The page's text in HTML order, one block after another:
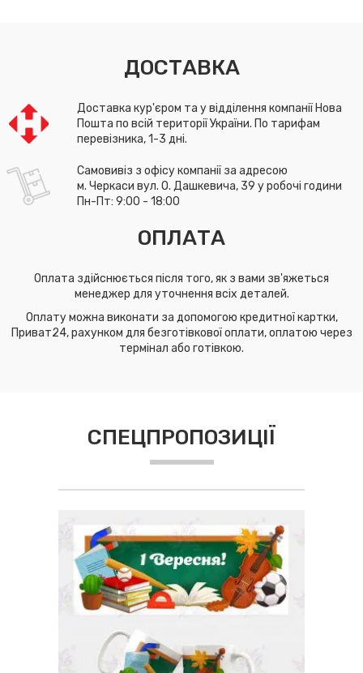
ДОСТАВКА
Доставка кур'єром та у відділення компанії Нова
Пошта по всій території України. По тарифам
перевізника, 1-3 дні.
Самовивіз з офісу компанії за адресою
м. Черкаси вул. О. Дашкевича, 39 у робочі години
Пн-Пт: 9:00 - 18:00
ОПЛАТА
Оплата здійснюється після того, як з вами зв'яжеться
менеджер для уточнення всіх деталей.
Оплату можна виконати за допомогою кредитної картки,
Приват24, рахунком для безготівкової оплати, оплатою через
термінал або готівкою.
СПЕЦПРОПОЗИЦІЇ